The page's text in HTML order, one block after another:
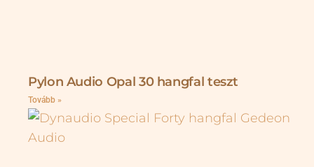
Pylon Audio Opal 30 hangfal teszt
Tovább »